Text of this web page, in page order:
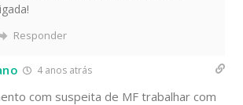
Responder
4 anos atrás
com suspeita de MF trabalhar com